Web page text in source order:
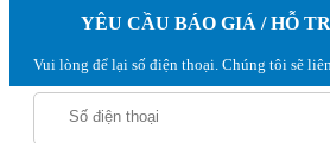
YÊU CẦU BÁO GIÁ / HỖ
Vui lòng để lại số điện thoại. Chúng tôi sẽ